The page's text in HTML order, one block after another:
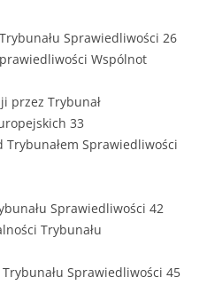
Sprawiedliwości 26
Wspólnot
przez Trybunał
33
Sprawiedliwości
Sprawiedliwości 42
Trybunału
Sprawiedliwości 45